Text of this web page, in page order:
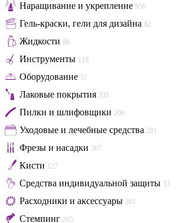
Наращивание и укрепление 950
Гель-краски, гели для дизайна 62
Жидкости 86
Инструменты 119
Оборудование 51
Лаковые покрытия 335
Пилки и шлифовщики 200
Уходовые и лечебные средства 201
Фрезы и насадки 367
Кисти 127
Средства индивидуальной защиты 13
Расходники и аксессуары 201
Стемпинг 265